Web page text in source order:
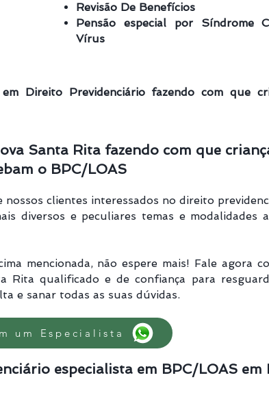
Revisão De Benefícios
Pensão especial por Síndrome
Vírus
Direito Previdenciário fazendo com que
Santa Rita fazendo com que
o BPC/LOAS
clientes interessados no direito
diversos e peculiares temas e modalidades
mencionada, não espere mais! Fale agora
Rita qualificado e de confiança para
e sanar todas as suas dúvidas.
um Especialista
especialista em BPC/LOAS em